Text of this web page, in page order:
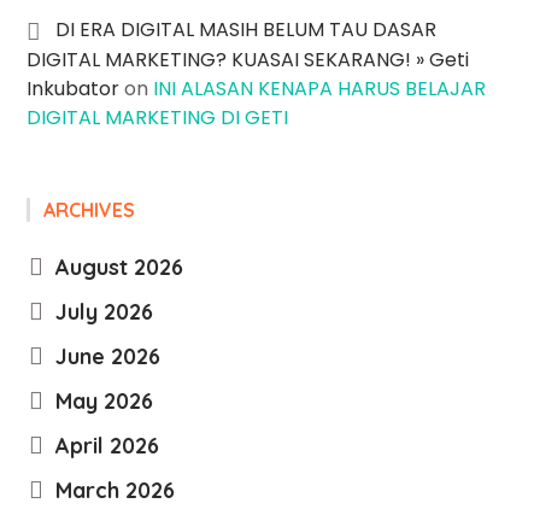
DI ERA DIGITAL MASIH BELUM TAU DASAR
DIGITAL MARKETING? KUASAI SEKARANG! » Geti
Inkubatoron INI ALASAN KENAPA HARUS BELAJAR
DIGITAL MARKETING DI GETI
ARCHIVES
August 2026
July 2026
June 2026
May 2026
April 2026
March 2026